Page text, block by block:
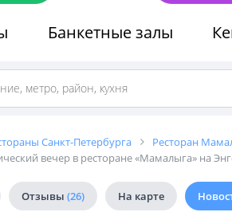
Банкетные залы
Санкт-Петербурга Ресторан
вечер в ресторане «Мамалыга» на
Отзывы (26) На карте